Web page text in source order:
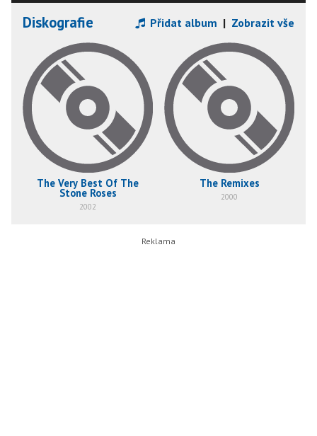
Diskografie Přidat album | Zobrazit vše
The Very Best Of The
Stone Roses
2002
The Remixes
2000